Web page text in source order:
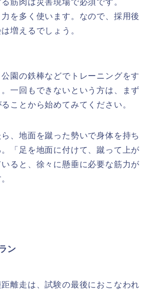
筋肉は災害現場で必須です。
を多く使います。なので、採用後
増えるでしょう。
園の鉄棒などでトレーニングをす
一回もできないという方は、まず
ことから始めてみてください。
、地面を蹴った勢いで身体を持ち
。「足を地面に付けて、蹴って上が
ると、徐々に懸垂に必要な筋力が
ン
離走は、試験の最後におこなわれ